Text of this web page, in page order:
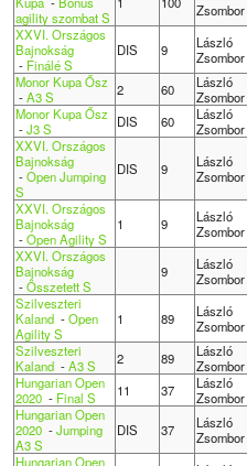
agility szombat S
Zsombor
XXVI. Országos
Bajnokság
- Finálé S
DIS 9
László
Zsombor
Monor Kupa Ősz
-A3 S 2 60
László
Zsombor
Monor Kupa Ősz
-J3 S DIS 60
László
Zsombor
XXVI. Országos
Bajnokság
-Open Jumping
S
DIS 9
László
Zsombor
XXVI. Országos
Bajnokság
-Open Agility S
1 9
László
Zsombor
XXVI. Országos
Bajnokság
-Összetett S
9
László
Zsombor
Szilveszteri
Kaland-Open
Agility S
1 89
László
Zsombor
Szilveszteri
Kaland-A3 S 2 89
László
Zsombor
Hungarian Open
2020- Final S 11 37
László
Zsombor
Hungarian Open
2020-Jumping
A3 S
DIS 37
László
Zsombor
Hungarian Open